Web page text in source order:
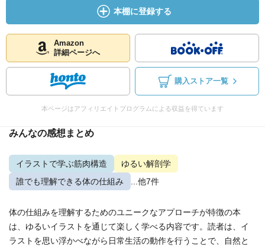
本棚に登録する
Amazon
詳細ページへ
購入ストア一覧
本ページはアフィリエイトプログラムによる収益を得ています
みんなの感想まとめ
イラストで学ぶ筋肉構造
ゆるい解剖学
誰でも理解できる体の仕組み
...他7件
体の仕組みを理解するためのユニークなアプローチが特徴の本
は、ゆるいイラストを通じて楽しく学べる内容です。読者は、イ
ラストを思い浮かべながら日常生活の動作を行うことで、自然と